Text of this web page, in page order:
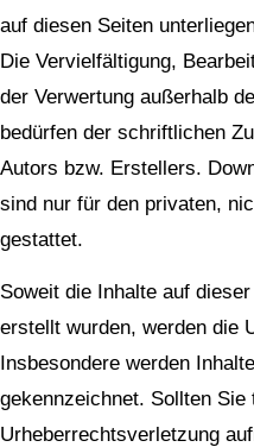
auf diesen Seiten
Die Vervielfältigung,
der Verwertung außerhalb
bedürfen der schriftlichen
Autors bzw. Erstellers.
sind nur für den privaten,
gestattet.
Soweit die Inhalte auf
erstellt wurden, werden die
Insbesondere werden
gekennzeichnet. Sollten Sie
Urheberrechtsverletzung